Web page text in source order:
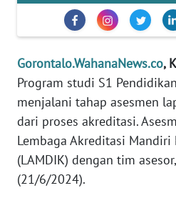
Gorontalo.WahanaNews.co,
Program studi S1
menjalani tahap asesmen
dari proses akreditasi.
Lembaga Akreditasi Mandiri
(LAMDIK) dengan tim
(21/6/2024).
SIBER
REDAKSI
KARIR
DISCLAIMER